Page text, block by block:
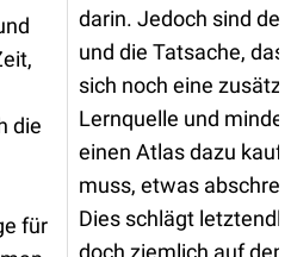
die
für
darin. Jedoch sind
und die Tatsache,
sich noch eine
Lernquelle und
einen Atlas dazu
muss, etwas
Dies schlägt
doch ziemlich auf den